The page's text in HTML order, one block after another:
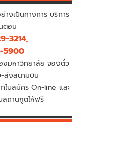
งเป็นทางการ บริการ
ตอน
3214,
5900
มหาวิทยาลัย จองตั๋ว
-ส่งสนามบิน
ใบสมัคร On-line และ
สถานฑูตให้ฟรี